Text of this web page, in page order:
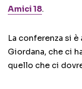
Amici 18.
La conferenza si
Giordana, che ci
quello che ci